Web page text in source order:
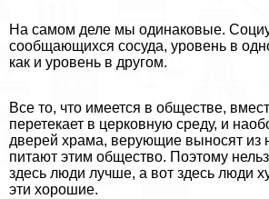
На самом деле мы одинаковые.
сообщающихся сосуда, уровень в
как и уровень в другом.
Все то, что имеется в обществе,
перетекает в церковную среду, и
дверей храма, верующие выносят из
питают этим общество. Поэтому
здесь люди лучше, а вот здесь люди
эти хорошие.